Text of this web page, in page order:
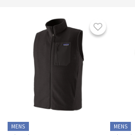
お気に入り
MENS
MENS